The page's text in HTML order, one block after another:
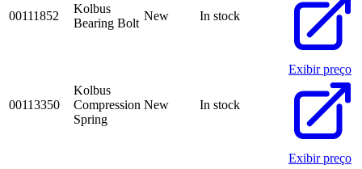
00111852
Kolbus
Bearing Bolt
New In stock
00113350
Kolbus
Compression
Spring
New In stock
Exibir preço
Exibir preço